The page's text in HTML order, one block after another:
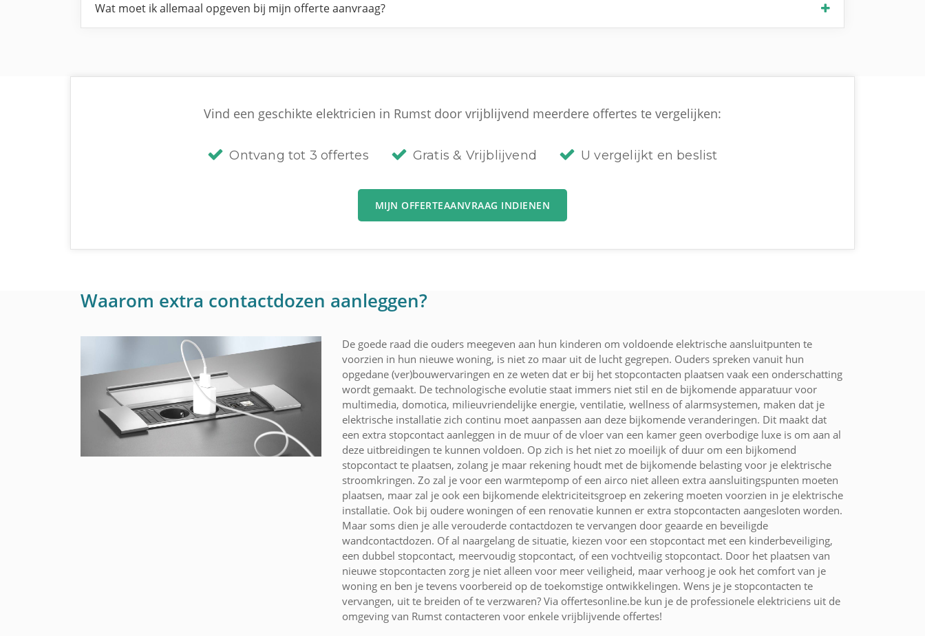
Wat moet ik allemaal opgeven bij mijn offerte aanvraag?
Vind een geschikte elektricien in Rumst door vrijblijvend meerdere offertes te vergelijken:
Ontvang tot 3 offertes Gratis & Vrijblijvend U vergelijkt en beslist
MIJN OFFERTEAANVRAAG INDIENEN
Waarom extra contactdozen aanleggen?
De goede raad die ouders meegeven aan hun kinderen om voldoende elektrische aansluitpunten te
voorzien in hun nieuwe woning, is niet zo maar uit de lucht gegrepen. Ouders spreken vanuit hun
opgedane (ver)bouwervaringen en ze weten dat er bij het stopcontacten plaatsen vaak een onderschatting
wordt gemaakt. De technologische evolutie staat immers niet stil en de bijkomende apparatuur voor
multimedia, domotica, milieuvriendelijke energie, ventilatie, wellness of alarmsystemen, maken dat je
elektrische installatie zich continu moet aanpassen aan deze bijkomende veranderingen. Dit maakt dat
een extra stopcontact aanleggen in de muur of de vloer van een kamer geen overbodige luxe is om aan al
deze uitbreidingen te kunnen voldoen. Op zich is het niet zo moeilijk of duur om een bijkomend
stopcontact te plaatsen, zolang je maar rekening houdt met de bijkomende belasting voor je elektrische
stroomkringen. Zo zal je voor een warmtepomp of een airco niet alleen extra aansluitingspunten moeten
plaatsen, maar zal je ook een bijkomende elektriciteitsgroep en zekering moeten voorzien in je elektrische
installatie. Ook bij oudere woningen of een renovatie kunnen er extra stopcontacten aangesloten worden.
Maar soms dien je alle verouderde contactdozen te vervangen door geaarde en beveiligde
wandcontactdozen. Of al naargelang de situatie, kiezen voor een stopcontact met een kinderbeveiliging,
een dubbel stopcontact, meervoudig stopcontact, of een vochtveilig stopcontact. Door het plaatsen van
nieuwe stopcontacten zorg je niet alleen voor meer veiligheid, maar verhoog je ook het comfort van je
woning en ben je tevens voorbereid op de toekomstige ontwikkelingen. Wens je je stopcontacten te
vervangen, uit te breiden of te verzwaren? Via offertesonline.be kun je de professionele elektriciens uit de
omgeving van Rumst contacteren voor enkele vrijblijvende offertes!